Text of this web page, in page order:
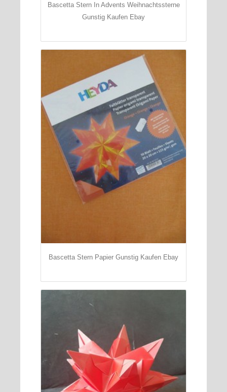
Bascetta Stern In Advents Weihnachtssterne
Gunstig Kaufen Ebay
Bascetta Stern Papier Gunstig Kaufen Ebay